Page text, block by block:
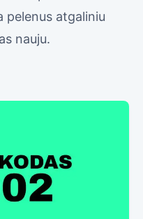
pelenus atgaliniu
nauju.